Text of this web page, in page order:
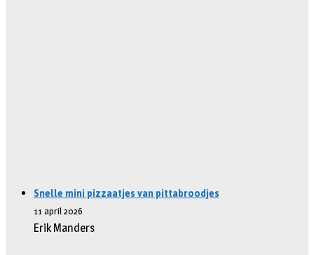
Snelle mini pizzaatjes van pittabroodjes
11 april 2026
Erik Manders